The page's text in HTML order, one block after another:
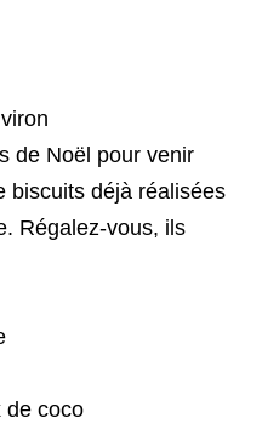
de Noël pour venir
biscuits déjà réalisées
Régalez-vous, ils
de coco